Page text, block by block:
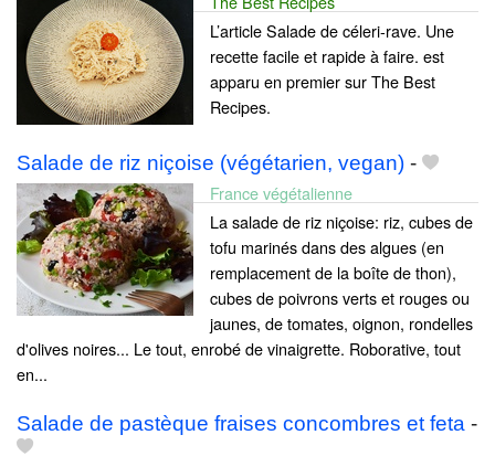
L’article Salade de céleri-rave. Une
recette facile et rapide à faire. est
apparu en premier sur The Best
Recipes.
Salade de riz niçoise (végétarien, vegan) -
France végétalienne
La salade de riz niçoise: riz, cubes de
tofu marinés dans des algues (en
remplacement de la boîte de thon),
cubes de poivrons verts et rouges ou
jaunes, de tomates, oignon, rondelles
d'olives noires... Le tout, enrobé de vinaigrette. Roborative, tout
en...
Salade de pastèque fraises concombres et feta -